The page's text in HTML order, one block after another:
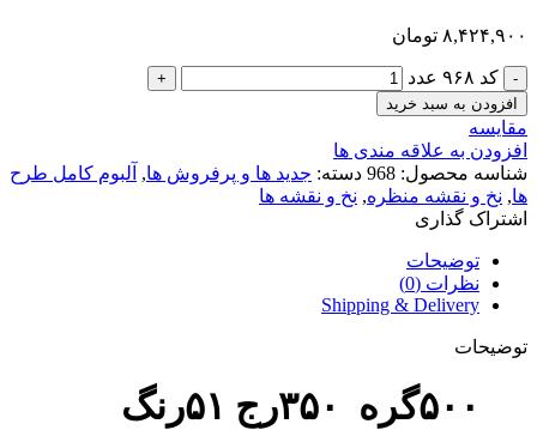
۸,۴۲۴,۹۰۰ تومان
کد ۹۶۸ عدد
افزودن به سبد خرید
مقایسه
افزودن به علاقه مندی ها
شناسه محصول: 968 دسته: جدید ها و پرفروش ها, آلبوم کامل طرح
ها, نخ و نقشه منظره, نخ و نقشه ها
اشتراک گذاری
توضیحات
نظرات (0)
Shipping & Delivery
توضیحات
۵۰۰گره ۳۵۰رج ۵۱رنگ